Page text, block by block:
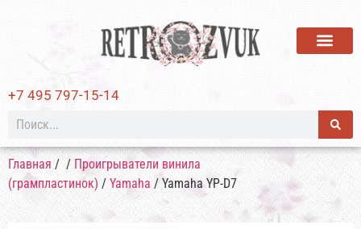
+7 495 797-15-14
Главная / / Проигрыватели винила
(грампластинок) / Yamaha / Yamaha YP-D7